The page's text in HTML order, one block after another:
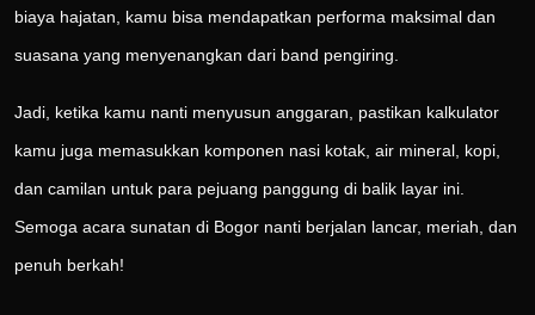
biaya hajatan, kamu bisa mendapatkan performa maksimal dan
suasana yang menyenangkan dari band pengiring.
Jadi, ketika kamu nanti menyusun anggaran, pastikan kalkulator
kamu juga memasukkan komponen nasi kotak, air mineral, kopi,
dan camilan untuk para pejuang panggung di balik layar ini.
Semoga acara sunatan di Bogor nanti berjalan lancar, meriah, dan
penuh berkah!